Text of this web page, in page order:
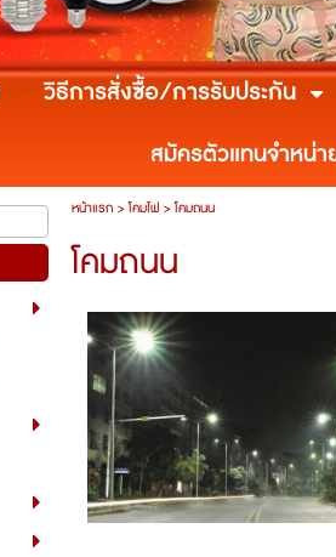
วิธีการสั่งซื้อ/การรับประกัน
สมัครตัวแทนจำหน่า
หน้าแรก>โคมไฟ>โคมถนน
โคมถนน